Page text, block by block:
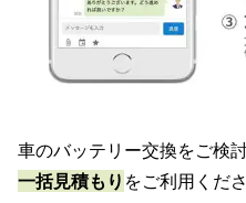
車のバッテリー交換をご検
一括見積もり をご利用くださ